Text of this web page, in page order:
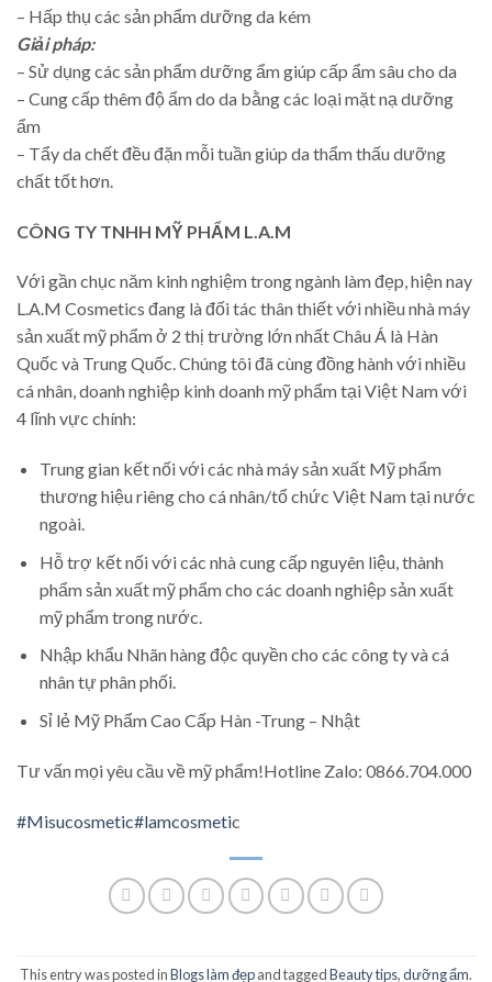
– Hấp thụ các sản phẩm dưỡng da kém
Giải pháp:
– Sử dụng các sản phẩm dưỡng ẩm giúp cấp ẩm sâu cho da
– Cung cấp thêm độ ẩm do da bằng các loại mặt nạ dưỡng
ẩm
– Tẩy da chết đều đặn mỗi tuần giúp da thẩm thấu dưỡng
chất tốt hơn.
CÔNG TY TNHH MỸ PHẨM L.A.M
Với gần chục năm kinh nghiệm trong ngành làm đẹp, hiện nay
L.A.M Cosmetics đang là đối tác thân thiết với nhiều nhà máy
sản xuất mỹ phẩm ở 2 thị trường lớn nhất Châu Á là Hàn
Quốc và Trung Quốc. Chúng tôi đã cùng đồng hành với nhiều
cá nhân, doanh nghiệp kinh doanh mỹ phẩm tại Việt Nam với
4 lĩnh vực chính:
Trung gian kết nối với các nhà máy sản xuất Mỹ phẩm
thương hiệu riêng cho cá nhân/tổ chức Việt Nam tại nước
ngoài.
Hỗ trợ kết nối với các nhà cung cấp nguyên liệu, thành
phẩm sản xuất mỹ phẩm cho các doanh nghiệp sản xuất
mỹ phẩm trong nước.
Nhập khẩu Nhãn hàng độc quyền cho các công ty và cá
nhân tự phân phối.
Sỉ lẻ Mỹ Phẩm Cao Cấp Hàn -Trung – Nhật
Tư vấn mọi yêu cầu về mỹ phẩm!Hotline Zalo: 0866.704.000
#Misucosmetic#lamcosmetic
This entry was posted inBlogs làm đẹpand taggedBeauty tips,dưỡng ẩm.